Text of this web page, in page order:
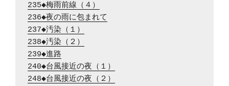
235◆梅雨前線（４）
236◆夜の雨に包まれて
237◆汚染（１）
238◆汚染（２）
239◆進路
240◆台風接近の夜（１）
248◆台風接近の夜（２）